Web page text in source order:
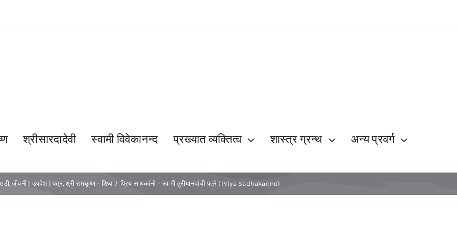
श्रीसारदादेवी स्वामी विवेकानन्द प्रख्यात व्यक्तित्व शास्त्र ग्रन्थ अन्य प्रवर्ग
जीवनी | उपदेश | पत्र श्री रामकृष्ण - शिष्य प्रिय साधकांनो – स्वामी तुरीयानंदांची पत्रे (Priya Sadhakanno)